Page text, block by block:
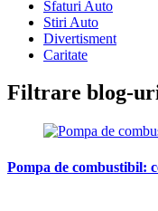
Sfaturi Auto
Stiri Auto
Divertisment
Caritate
Filtrare blog-
Pompa de combustibil: